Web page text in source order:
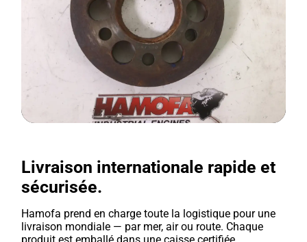
Livraison internationale rapide et
sécurisée.
Hamofa prend en charge toute la logistique pour une
livraison mondiale — par mer, air ou route. Chaque